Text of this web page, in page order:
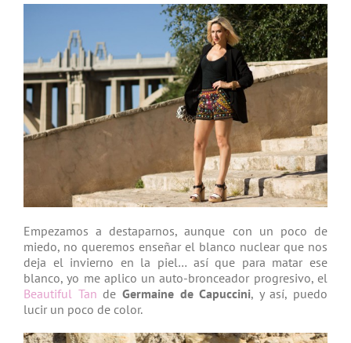
Empezamos a destaparnos, aunque con un poco de
miedo, no queremos enseñar el blanco nuclear que nos
deja el invierno en la piel… así que para matar ese
blanco, yo me aplico un auto-bronceador progresivo, el
Beautiful Tan de Germaine de Capuccini, y así, puedo
lucir un poco de color.